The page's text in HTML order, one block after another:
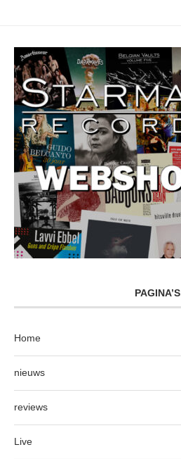
PAGINA’S
Home
nieuws
reviews
Live